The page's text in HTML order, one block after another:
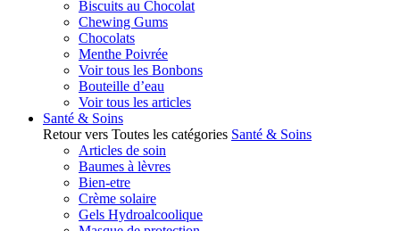
Biscuits au Chocolat
Chewing Gums
Chocolats
Menthe Poivrée
Voir tous les Bonbons
Bouteille d’eau
Voir tous les articles
Santé & Soins
Retour vers Toutes les catégories Santé & Soins
Articles de soin
Baumes à lèvres
Bien-etre
Crème solaire
Gels Hydroalcoolique